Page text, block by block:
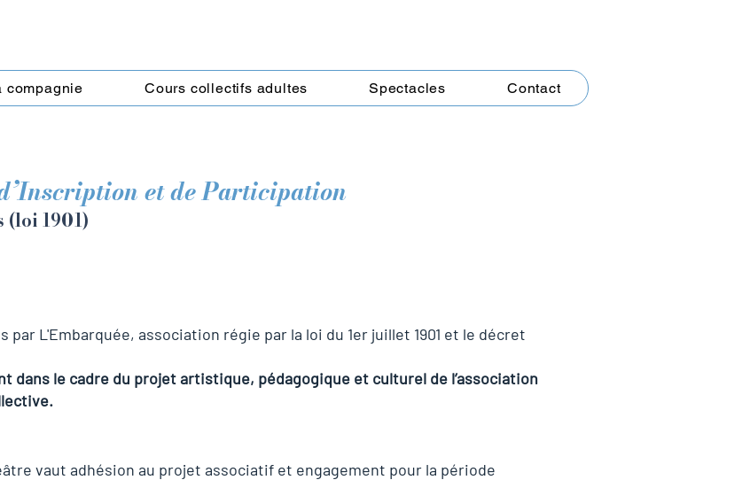
compagnie Cours collectifs adultes Spectacles Contact
et de Participation
1901)
L'Embarquée, association régie par la loi du 1er juillet 1901 et le décret
dans le cadre du projet artistique, pédagogique et culturel de l’association
vaut adhésion au projet associatif et engagement pour la période